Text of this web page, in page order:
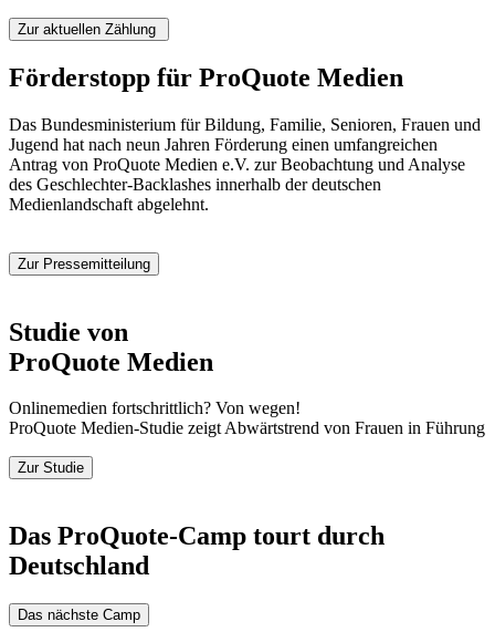
Zur aktuellen Zählung
Förderstopp für ProQuote Medien
Das Bundesministerium für Bildung, Familie, Senioren, Frauen und
Jugend hat nach neun Jahren Förderung einen umfangreichen
Antrag von ProQuote Medien e.V. zur Beobachtung und Analyse
des Geschlechter-Backlashes innerhalb der deutschen
Medienlandschaft abgelehnt.
Zur Pressemitteilung
Studie von
ProQuote Medien
Onlinemedien fortschrittlich? Von wegen!
ProQuote Medien-Studie zeigt Abwärtstrend von Frauen in Führung
Zur Studie
Das ProQuote-Camp tourt durch
Deutschland
Das nächste Camp